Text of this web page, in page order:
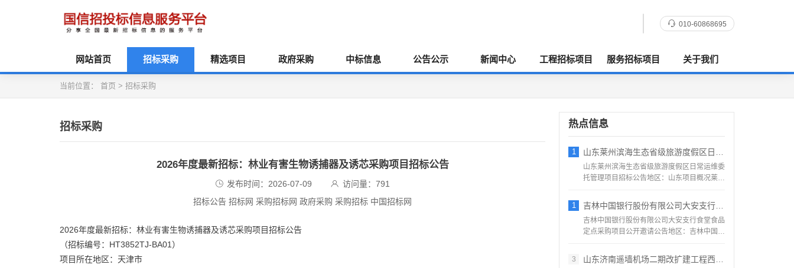
010-60868695
网站首页 招标采购 精选项目 政府采购 中标信息 公告公示 新闻中心 工程招标项目 服务招标项目 关于我们
当前位置： 首页 > 招标采购
招标采购
2026年度最新招标：林业有害生物诱捕器及诱芯采购项目招标公告
发布时间：2026-07-09 访问量：791
招标公告 招标网 采购招标网 政府采购 采购招标 中国招标网
2026年度最新招标：林业有害生物诱捕器及诱芯采购项目招标公告
（招标编号：HT3852TJ-BA01）
项目所在地区：天津市
热点信息
1 山东莱州滨海生态省级旅游度假区日常运维委
山东莱州滨海生态省级旅游度假区日常运维委
托管理项目招标公告地区：山东项目概况莱州
1 吉林中国银行股份有限公司大安支行食堂食品
吉林中国银行股份有限公司大安支行食堂食品
定点采购项目公开邀请公告地区：吉林中国银
3
山东济南遥墙机场二期改扩建工程西飞行区场